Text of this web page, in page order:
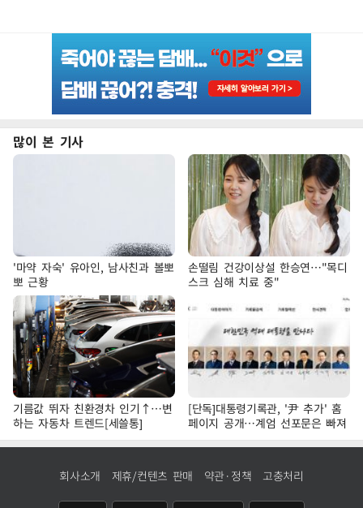
많이 본 기사
'마약 자숙' 유아인, 남사친과 볼뽀
뽀 근황
손떨림 건강이상설 한승연…"목디
스크 심해 치료 중"
기름값 뛰자 친환경차 인기↑…변
하는 자동차 트렌드[세쓸통]
[단독]대통령기록관, '尹 추가' 홈
페이지 공개…계엄 선포문은 빠져
회사소개 제휴/컨텐츠 판매 약관·정책 고충처리